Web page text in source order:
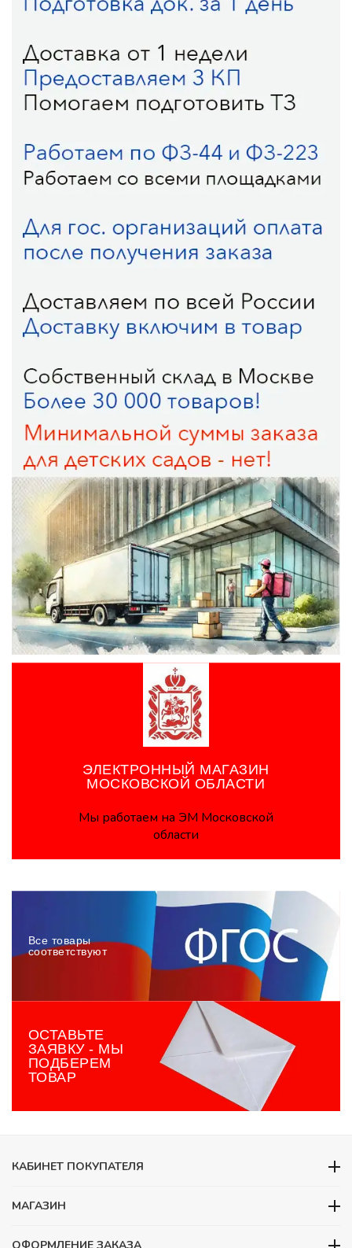
ЭЛЕКТРОННЫЙ МАГАЗИН
МОСКОВСКОЙ ОБЛАСТИ
Мы работаем на ЭМ Московской
области
Все товары
соответствуют
ОСТАВЬТЕ
ЗАЯВКУ - МЫ
ПОДБЕРЕМ
ТОВАР
КАБИНЕТ ПОКУПАТЕЛЯ
МАГАЗИН